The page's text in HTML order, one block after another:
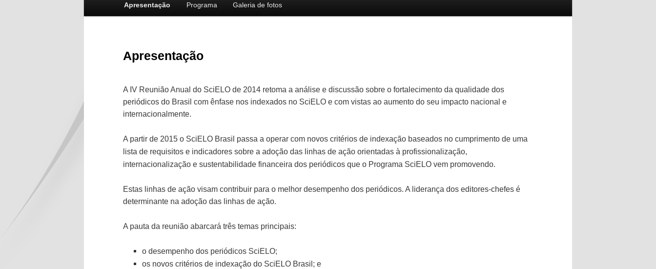
Skip to primary content
Skip to secondary content
Apresentação Programa Galeria de fotos
Apresentação
A IV Reunião Anual do SciELO de 2014 retoma a análise e discussão sobre o fortalecimento da qualidade dos
periódicos do Brasil com ênfase nos indexados no SciELO e com vistas ao aumento do seu impacto nacional e
internacionalmente.
A partir de 2015 o SciELO Brasil passa a operar com novos critérios de indexação baseados no cumprimento de uma
lista de requisitos e indicadores sobre a adoção das linhas de ação orientadas à profissionalização,
internacionalização e sustentabilidade financeira dos periódicos que o Programa SciELO vem promovendo.
Estas linhas de ação visam contribuir para o melhor desempenho dos periódicos. A liderança dos editores-chefes é
determinante na adoção das linhas de ação.
A pauta da reunião abarcará três temas principais:
o desempenho dos periódicos SciELO;
os novos critérios de indexação do SciELO Brasil; e